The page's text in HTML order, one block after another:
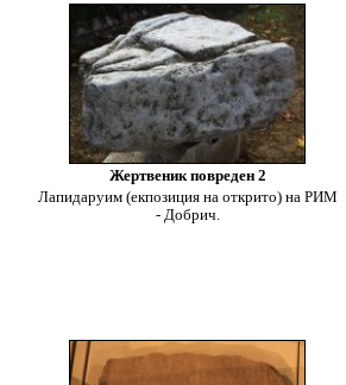
Жертвеник повреден 2
Лапидаруим (екпозиция на открито) на РИМ
- Добрич.